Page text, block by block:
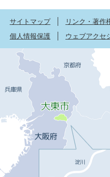
サイトマップ
リンク・著作
個人情報保護
ウェブアクセ